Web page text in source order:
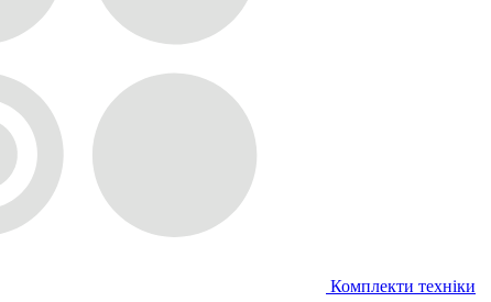
Комплекти техніки